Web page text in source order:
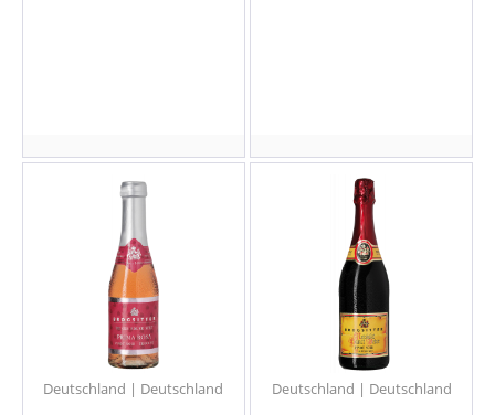
Deutschland | Deutschland Deutschland | Deutschland